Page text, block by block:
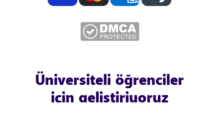
Üniversiteli öğrenciler
için geliştiriyoruz